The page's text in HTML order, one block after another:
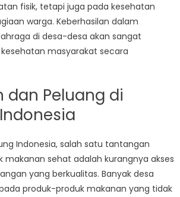
fisik, tetapi juga pada kesehatan
warga. Keberhasilan dalam
di desa-desa akan sangat
masyarakat secara
dan Peluang di
Indonesia, salah satu tantangan
sehat adalah kurangnya akses
yang berkualitas. Banyak desa
produk-produk makanan yang tidak